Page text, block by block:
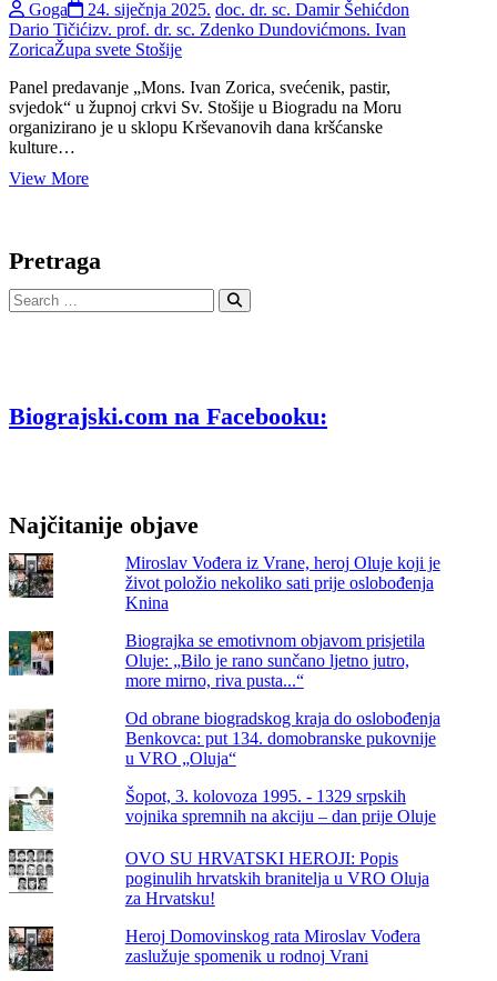
Goga 24. siječnja 2025. doc. dr. sc. Damir Šehićdon
Dario Tičićizv. prof. dr. sc. Zdenko Dundovićmons. Ivan
ZoricaŽupa svete Stošije
Panel predavanje „Mons. Ivan Zorica, svećenik, pastir,
svjedok“ u župnoj crkvi Sv. Stošije u Biogradu na Moru
organizirano je u sklopu Krševanovih dana kršćanske
kulture…
View MorePanel
Zorica,
svećenik,
svjedok“
Biograda
Pretraga
Search
…
Biograjski.com na Facebooku:
Najčitanije objave
Miroslav Vođera iz Vrane, heroj Oluje koji je
život položio nekoliko sati prije oslobođenja
Knina
Biograjka se emotivnom objavom prisjetila
Oluje: „Bilo je rano sunčano ljetno jutro,
more mirno, riva pusta...“
Od obrane biogradskog kraja do oslobođenja
Benkovca: put 134. domobranske pukovnije
u VRO „Oluja“
Šopot, 3. kolovoza 1995. - 1329 srpskih
vojnika spremnih na akciju – dan prije Oluje
OVO SU HRVATSKI HEROJI: Popis
poginulih hrvatskih branitelja u VRO Oluja
za Hrvatsku!
Heroj Domovinskog rata Miroslav Vođera
zaslužuje spomenik u rodnoj Vrani